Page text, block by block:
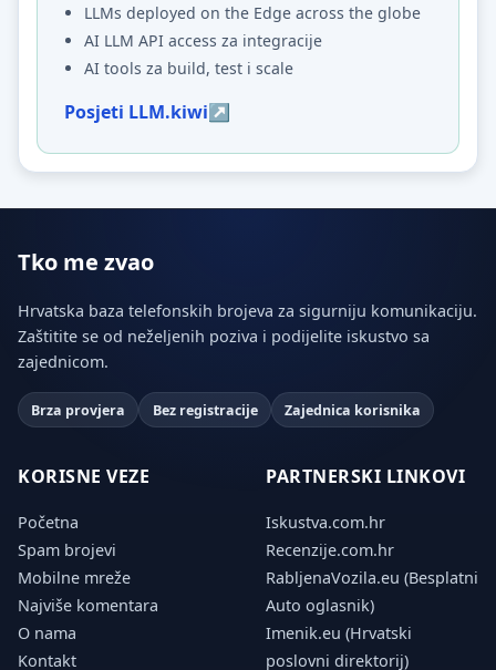
LLMs deployed on the Edge across the globe
AI LLM API access za integracije
AI tools za build, test i scale
Posjeti LLM.kiwi
Tko me zvao
Hrvatska baza telefonskih brojeva za sigurniju komunikaciju.
Zaštitite se od neželjenih poziva i podijelite iskustvo sa
zajednicom.
Brza provjera Bez registracije Zajednica korisnika
KORISNE VEZE
Početna
Spam brojevi
Mobilne mreže
Najviše komentara
O nama
Kontakt
PARTNERSKI LINKOVI
Iskustva.com.hr
Recenzije.com.hr
RabljenaVozila.eu (Besplatni
Auto oglasnik)
Imenik.eu (Hrvatski
poslovni direktorij)